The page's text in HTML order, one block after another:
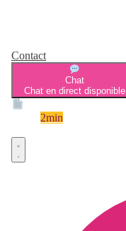
Contact
Chat
Chat en direct disponible
2min